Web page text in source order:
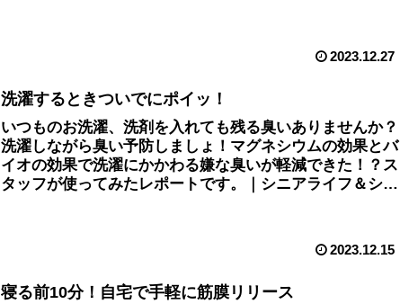
2023.12.27
洗濯するときついでにポイッ！
いつものお洗濯、洗剤を入れても残る臭いありませんか？
洗濯しながら臭い予防しましょ！マグネシウムの効果とバ
イオの効果で洗濯にかかわる嫌な臭いが軽減できた！？ス
タッフが使ってみたレポートです。｜シニアライフ＆シニ
2023.12.15
寝る前10分！自宅で手軽に筋膜リリース